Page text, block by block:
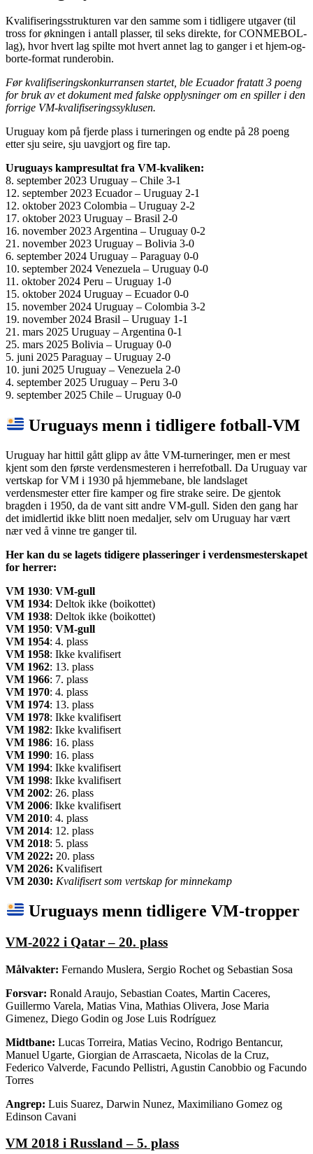
Kvalifiseringsstrukturen var den samme som i tidligere utgaver (til
tross for økningen i antall plasser, til seks direkte, for CONMEBOL-
lag), hvor hvert lag spilte mot hvert annet lag to ganger i et hjem-og-
borte-format runderobin.
Før kvalifiseringskonkurransen startet, ble Ecuador fratatt 3 poeng
for bruk av et dokument med falske opplysninger om en spiller i den
forrige VM-kvalifiseringssyklusen.
Uruguay kom på fjerde plass i turneringen og endte på 28 poeng
etter sju seire, sju uavgjort og fire tap.
Uruguays kampresultat fra VM-kvaliken:
8. september 2023 Uruguay – Chile 3-1
12. september 2023 Ecuador – Uruguay 2-1
12. oktober 2023 Colombia – Uruguay 2-2
17. oktober 2023 Uruguay – Brasil 2-0
16. november 2023 Argentina – Uruguay 0-2
21. november 2023 Uruguay – Bolivia 3-0
6. september 2024 Uruguay – Paraguay 0-0
10. september 2024 Venezuela – Uruguay 0-0
11. oktober 2024 Peru – Uruguay 1-0
15. oktober 2024 Uruguay – Ecuador 0-0
15. november 2024 Uruguay – Colombia 3-2
19. november 2024 Brasil – Uruguay 1-1
21. mars 2025 Uruguay – Argentina 0-1
25. mars 2025 Bolivia – Uruguay 0-0
5. juni 2025 Paraguay – Uruguay 2-0
10. juni 2025 Uruguay – Venezuela 2-0
4. september 2025 Uruguay – Peru 3-0
9. september 2025 Chile – Uruguay 0-0
Uruguays menn i tidligere fotball-VM
Uruguay har hittil gått glipp av åtte VM-turneringer, men er mest
kjent som den første verdensmesteren i herrefotball. Da Uruguay var
vertskap for VM i 1930 på hjemmebane, ble landslaget
verdensmester etter fire kamper og fire strake seire. De gjentok
bragden i 1950, da de vant sitt andre VM-gull. Siden den gang har
det imidlertid ikke blitt noen medaljer, selv om Uruguay har vært
nær ved å vinne tre ganger til.
Her kan du se lagets tidigere plasseringer i verdensmesterskapet
for herrer:
VM 1930: VM-gull
VM 1934: Deltok ikke (boikottet)
VM 1938: Deltok ikke (boikottet)
VM 1950: VM-gull
VM 1954: 4. plass
VM 1958: Ikke kvalifisert
VM 1962: 13. plass
VM 1966: 7. plass
VM 1970: 4. plass
VM 1974: 13. plass
VM 1978: Ikke kvalifisert
VM 1982: Ikke kvalifisert
VM 1986: 16. plass
VM 1990: 16. plass
VM 1994: Ikke kvalifisert
VM 1998: Ikke kvalifisert
VM 2002: 26. plass
VM 2006: Ikke kvalifisert
VM 2010: 4. plass
VM 2014: 12. plass
VM 2018: 5. plass
VM 2022: 20. plass
VM 2026: Kvalifisert
VM 2030: Kvalifisert som vertskap for minnekamp
Uruguays menn tidligere VM-tropper
VM-2022 i Qatar – 20. plass
Målvakter: Fernando Muslera, Sergio Rochet og Sebastian Sosa
Forsvar: Ronald Araujo, Sebastian Coates, Martin Caceres,
Guillermo Varela, Matias Vina, Mathias Olivera, Jose Maria
Gimenez, Diego Godin og Jose Luis Rodríguez
Midtbane: Lucas Torreira, Matias Vecino, Rodrigo Bentancur,
Manuel Ugarte, Giorgian de Arrascaeta, Nicolas de la Cruz,
Federico Valverde, Facundo Pellistri, Agustin Canobbio og Facundo
Torres
Angrep: Luis Suarez, Darwin Nunez, Maximiliano Gomez og
Edinson Cavani
VM 2018 i Russland – 5. plass